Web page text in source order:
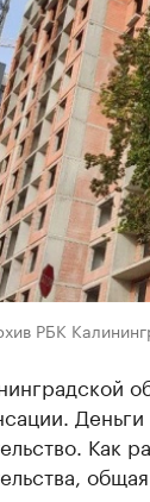
РБК
Как